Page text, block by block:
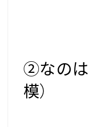
②なのは
模）